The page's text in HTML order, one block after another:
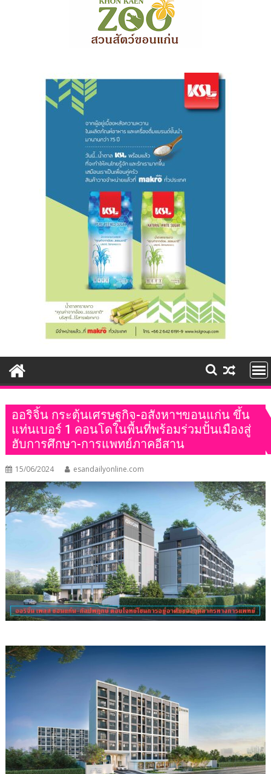
ออริจิ้น กระตุ้นเศรษฐกิจ-อสังหาฯขอนแก่น ขึ้น
แท่นเบอร์ 1 คอนโดในพื้นที่พร้อมร่วมปั้นเมืองสู่
ฮับการศึกษา-การแพทย์ภาคอีสาน
15/06/2024 esandailyonline.com